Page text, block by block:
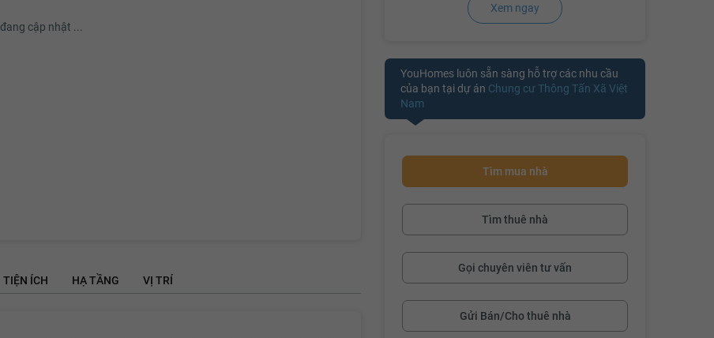
đang cập nhật ...
TIỆN ÍCH HẠ TẦNG VỊ TRÍ
Xem ngay
YouHomes luôn sẵn sàng hỗ trợ các nhu cầu
của bạn tại dự án Chung cư Thông Tấn Xã Việt
Nam
Tìm mua nhà
Tìm thuê nhà
Gọi chuyên viên tư vấn
Gửi Bán/Cho thuê nhà